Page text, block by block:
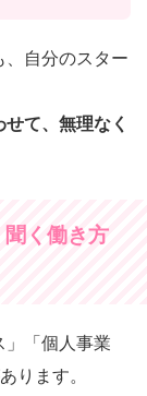
自分のスター
て、無理なく
聞く働き方
「個人事業
ります。